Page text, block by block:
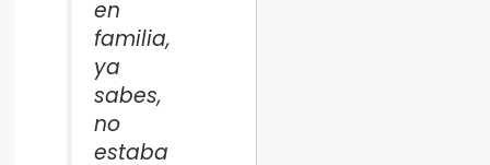
en
familia,
ya
sabes,
no
estaba